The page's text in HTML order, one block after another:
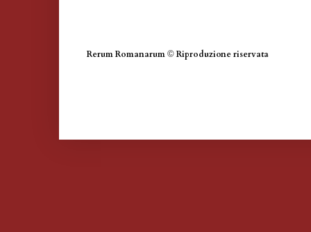
Rerum Romanarum © Riproduzione riservata